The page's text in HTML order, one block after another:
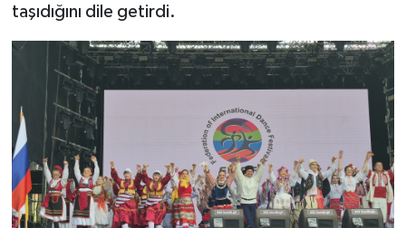
taşıdığını dile getirdi.